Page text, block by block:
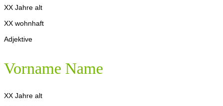
XX Jahre alt
XX wohnhaft
Adjektive
Vorname Name
XX Jahre alt